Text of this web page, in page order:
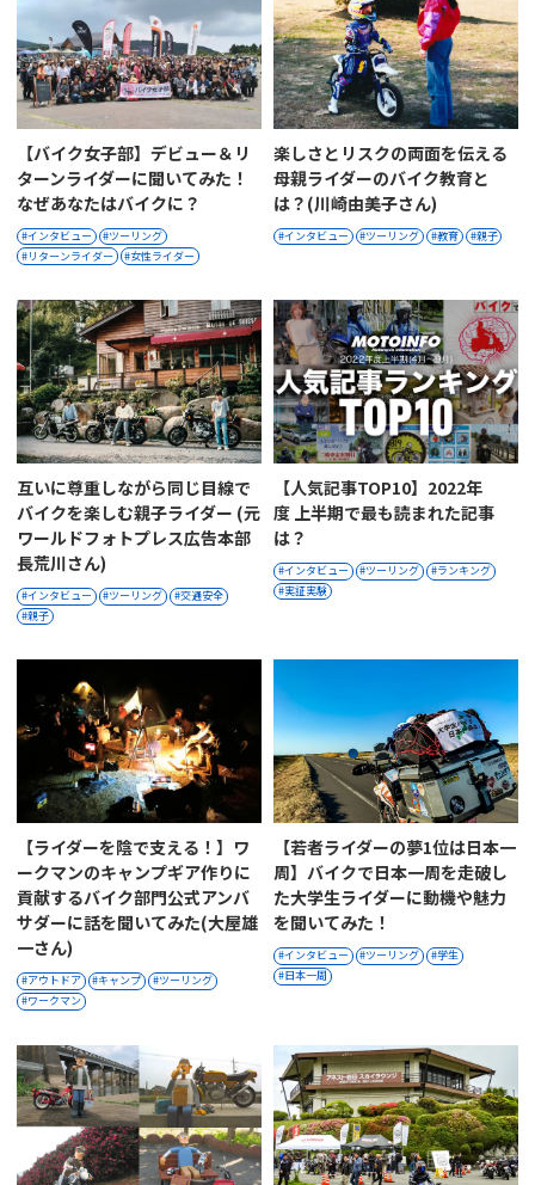
【バイク女子部】デビュー＆リ
ターンライダーに聞いてみた！
なぜあなたはバイクに？
インタビュー
ツーリング
リターンライダー
女性ライダー
楽しさとリスクの両面を伝える
母親ライダーのバイク教育と
は？(川崎由美子さん)
インタビュー ツーリング 教育 親子
互いに尊重しながら同じ目線で
バイクを楽しむ親子ライダー (元
ワールドフォトプレス広告本部
長荒川さん)
インタビュー ツーリング
交通安全
親子
【人気記事TOP10】2022年
度 上半期で最も読まれた記事
は？
インタビュー ツーリング
ランキング
実証実験
【ライダーを陰で支える！】ワ
ークマンのキャンプギア作りに
貢献するバイク部門公式アンバ
サダーに話を聞いてみた(大屋雄
一さん)
アウトドア キャンプ
ツーリング
ワークマン
【若者ライダーの夢1位は日本一
周】バイクで日本一周を走破し
た大学生ライダーに動機や魅力
を聞いてみた！
インタビュー ツーリング
学生
日本一周